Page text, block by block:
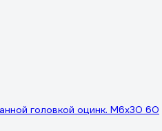
головкой оцинк. М6x30 60